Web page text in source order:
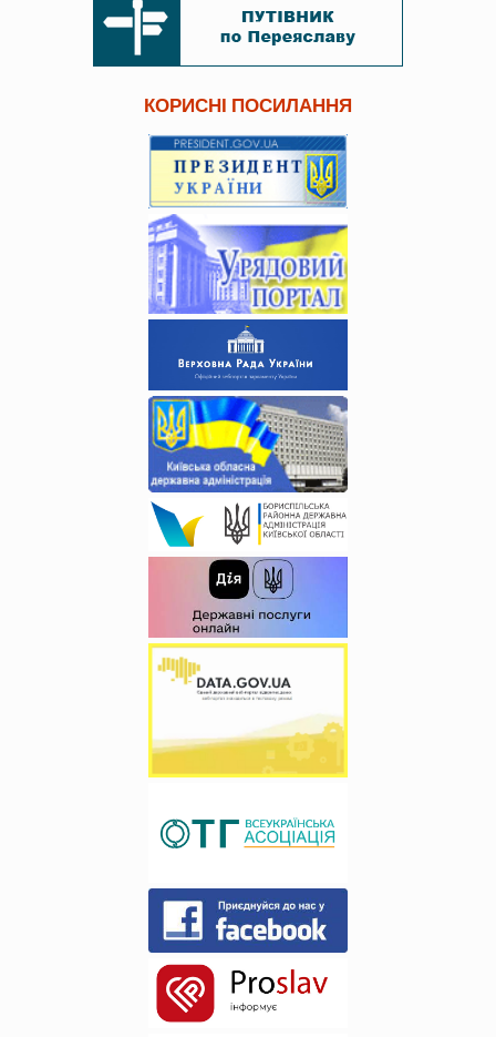
КОРИСНІ ПОСИЛАННЯ